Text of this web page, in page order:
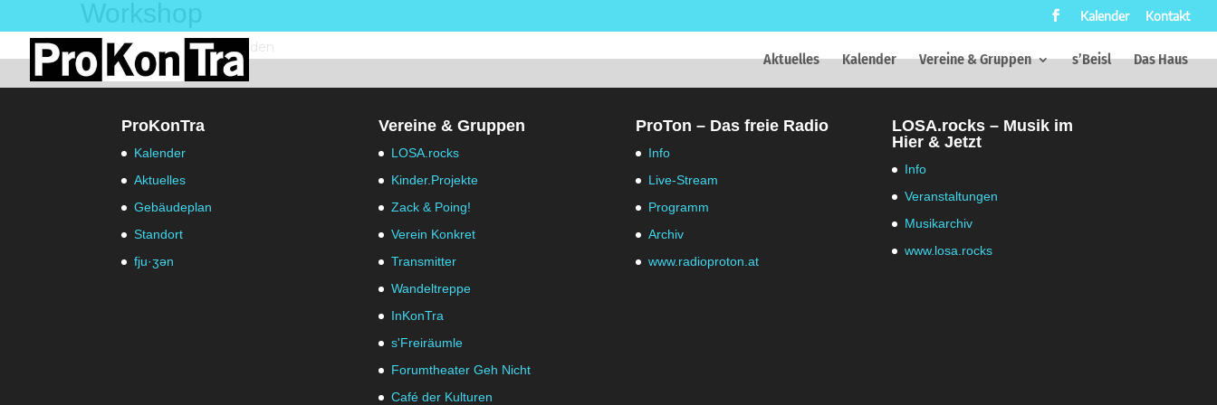
Kalender Kontakt
Aktuelles Kalender Vereine & Gruppen s’Beisl Das Haus
Keine Veranstaltung gefunden
ProKonTra
Kalender
Aktuelles
Gebäudeplan
Standort
fju·ʒən
Vereine & Gruppen
LOSA.rocks
Kinder.Projekte
Zack & Poing!
Verein Konkret
Transmitter
Wandeltreppe
InKonTra
s'Freiräumle
Forumtheater Geh Nicht
Café der Kulturen
ProTon – Das freie Radio
Info
Live-Stream
Programm
Archiv
www.radioproton.at
LOSA.rocks – Musik im
Hier & Jetzt
Info
Veranstaltungen
Musikarchiv
www.losa.rocks